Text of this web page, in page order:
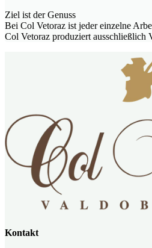
Ziel ist der Genuss
Bei Col Vetoraz ist jeder einzelne
Col Vetoraz produziert ausschließlich
Kontakt